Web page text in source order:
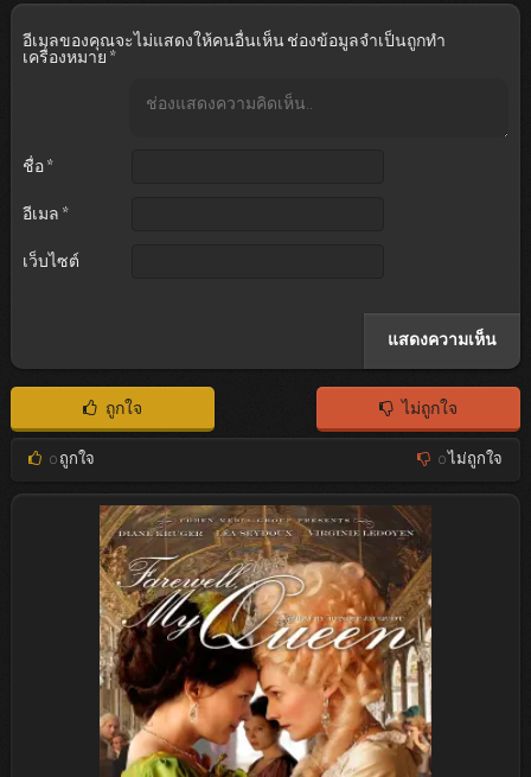
อีเมลของคุณจะไม่แสดงให้คนอื่นเห็น ช่องข้อมูลจำเป็นถูกทำ
เครื่องหมาย *
ชื่อ *
อีเมล *
เว็บไซต์
ถูกใจ ไม่ถูกใจ
0ถูกใจ 0ไม่ถูกใจ